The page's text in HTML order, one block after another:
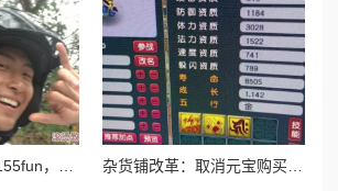
17c吃瓜黑料爆料155fun，网友纷纷表示对事件的好奇与关注，认为真相可能远比表面复杂，引发热议 杂货铺改革：取消元宝购买药水及最新测试调整内容详解